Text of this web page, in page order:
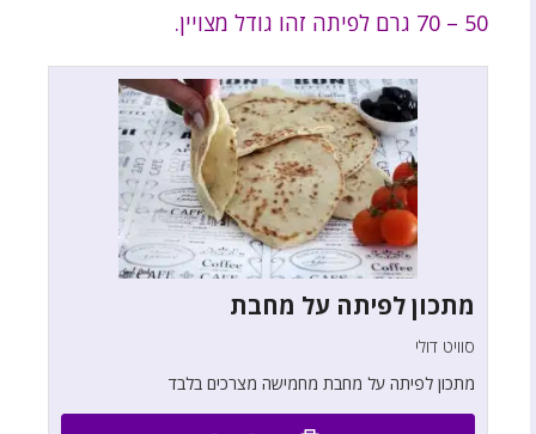
50 – 70 גרם לפיתה זהו גודל מצויין.
מתכון לפיתה על מחבת
סוויט דולי
מתכון לפיתה על מחבת מחמישה מצרכים בלבד